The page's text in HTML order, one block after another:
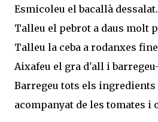
Esmicoleu el bacallà dessalat.
Talleu el pebrot a daus molt
Talleu la ceba a rodanxes
Aixafeu el gra d'all i
Barregeu tots els
acompanyat de les tomates i